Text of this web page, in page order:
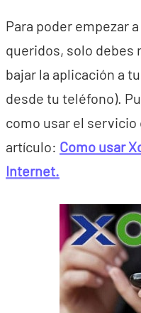
Para poder empezar
queridos, solo
bajar la aplicación a
desde tu teléfono).
como usar el
artículo: Como usar
Internet.